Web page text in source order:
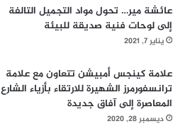
عائشة مير… تحول مواد التجميل التالفة
إلى لوحات فنية صديقة للبيئة
يناير 7, 2021
علامة كينجس أمبيشن تتعاون مع علامة
ترانسفورمرز الشهيرة للارتقاء بأزياء الشارع
المعاصرة إلى آفاق جديدة
ديسمبر 28, 2020